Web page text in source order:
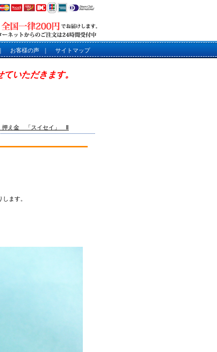
お客様の声 サイトマップ
いただきます。
押え金 「スイセイ」 Ⅱ
ます。